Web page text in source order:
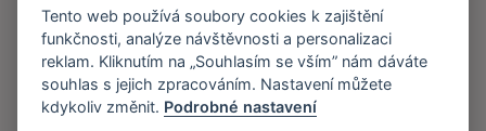
Tento web používá soubory cookies k zajištění
funkčnosti, analýze návštěvnosti a personalizaci
reklam. Kliknutím na „Souhlasím se vším” nám dáváte
souhlas s jejich zpracováním. Nastavení můžete
kdykoliv změnit. Podrobné nastavení